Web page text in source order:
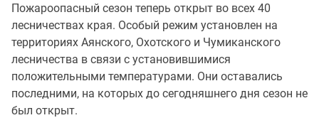
Пожароопасный сезон теперь открыт во всех 40
лесничествах края. Особый режим установлен на
территориях Аянского, Охотского и Чумиканского
лесничества в связи с установившимися
положительными температурами. Они оставались
последними, на которых до сегодняшнего дня сезон не
был открыт.